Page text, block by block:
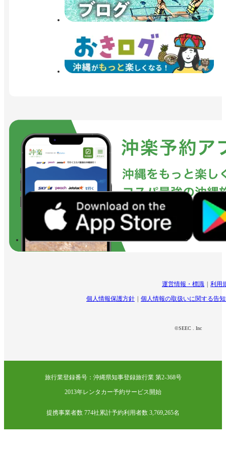
運営情報・標識 利用
個人情報保護方針 個人情報の取扱いに関する告
©SEEC . Inc
旅行業登録番号：沖縄県知事登録旅行業 第2-368号
2013年レンタカー予約サービス開始
提携事業者数 774社累計予約利用者数 3,769,265名